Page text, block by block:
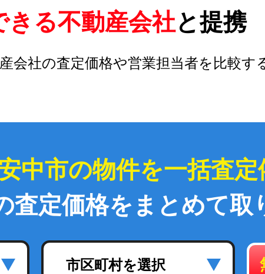
きる不動産会社と提携
会社の査定価格や営業担当者を比較す
中市の物件を一括査定
査定価格をまとめて取
市区町村を選択